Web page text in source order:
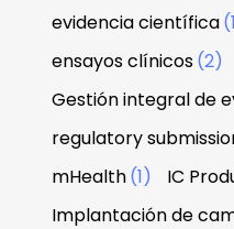
evidencia científica
ensayos clínicos(2)
Gestión integral de
regulatory
mHealth(1) IC
Implantación de